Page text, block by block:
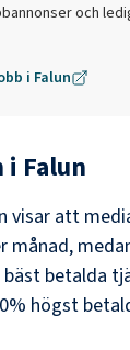
och
i Falun
i Falun
visar att
månad,
bäst betalda
högst